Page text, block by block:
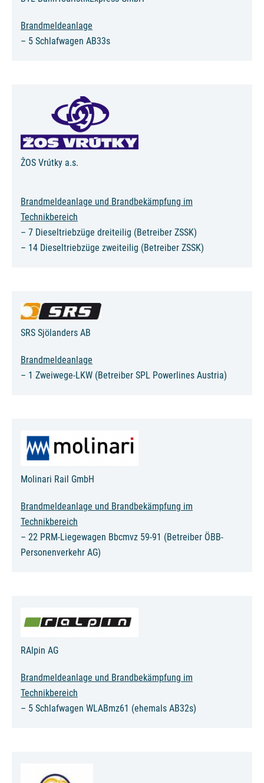
Brandmeldeanlage
– 5 Schlafwagen AB33s
ŽOS Vrútky a.s.
Brandmeldeanlage und Brandbekämpfung im
Technikbereich
– 7 Dieseltriebzüge dreiteilig (Betreiber ZSSK)
– 14 Dieseltriebzüge zweiteilig (Betreiber ZSSK)
SRS Sjölanders AB
Brandmeldeanlage
– 1 Zweiwege-LKW (Betreiber SPL Powerlines Austria)
Molinari Rail GmbH
Brandmeldeanlage und Brandbekämpfung im
Technikbereich
– 22 PRM-Liegewagen Bbcmvz 59-91 (Betreiber ÖBB-
Personenverkehr AG)
RAlpin AG
Brandmeldeanlage und Brandbekämpfung im
Technikbereich
– 5 Schlafwagen WLABmz61 (ehemals AB32s)